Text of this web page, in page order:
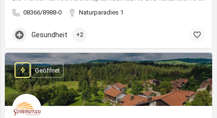
08366/8988-0 Naturparadies 1
Gesundheit +2
Geöffnet